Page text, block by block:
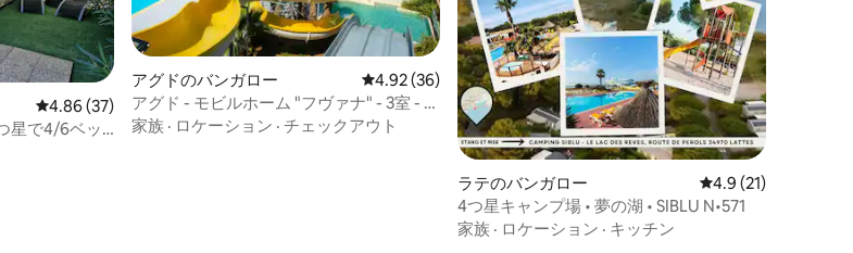
価
レビュー37件、5つ星中4.86つ星の平均評価
4.86 (37)
星で4/6ベッ
アグドのバンガロー レビュー36件、5つ星中4.92つ星の平均評価
4.92 (36)
アグド - モビルホーム "フヴァナ" - 3室 - 6
名 - エアコン完備
家族 · ロケーション · チェックアウト
ラテのバンガロー レビュー21件、5つ
4.9 (21)
4つ星キャンプ場 • 夢の湖 • SIBLU N•571
家族 · ロケーション · キッチン